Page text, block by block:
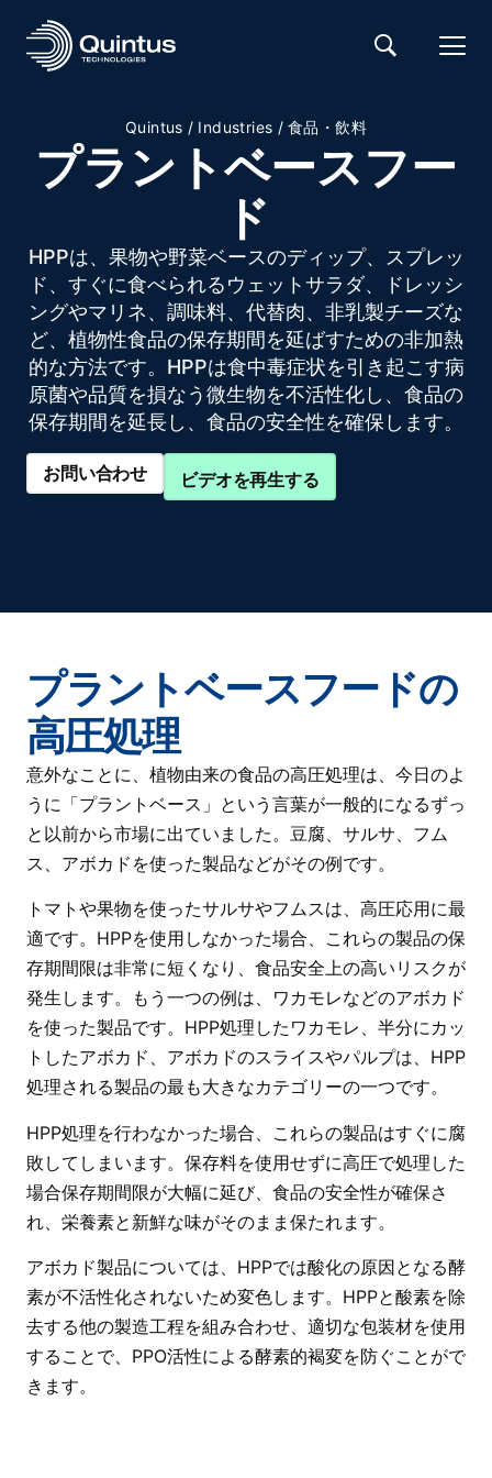
Quintus / Industries / 食品・飲料
プラントベースフー
ド
HPPは、果物や野菜ベースのディップ、スプレッ
ド、すぐに食べられるウェットサラダ、ドレッシ
ングやマリネ、調味料、代替肉、非乳製チーズな
ど、植物性食品の保存期間を延ばすための非加熱
的な方法です。HPPは食中毒症状を引き起こす病
原菌や品質を損なう微生物を不活性化し、食品の
保存期間を延長し、食品の安全性を確保します。
お問い合わせ ビデオを再生する
プラントベースフードの
高圧処理
意外なことに、植物由来の食品の高圧処理は、今日のよ
うに「プラントベース」という言葉が一般的になるずっ
と以前から市場に出ていました。豆腐、サルサ、フム
ス、アボカドを使った製品などがその例です。
トマトや果物を使ったサルサやフムスは、高圧応用に最
適です。HPPを使用しなかった場合、これらの製品の保
存期間限は非常に短くなり、食品安全上の高いリスクが
発生します。もう一つの例は、ワカモレなどのアボカド
を使った製品です。HPP処理したワカモレ、半分にカッ
トしたアボカド、アボカドのスライスやパルプは、HPP
処理される製品の最も大きなカテゴリーの一つです。
HPP処理を行わなかった場合、これらの製品はすぐに腐
敗してしまいます。保存料を使用せずに高圧で処理した
場合保存期間限が大幅に延び、食品の安全性が確保さ
れ、栄養素と新鮮な味がそのまま保たれます。
アボカド製品については、HPPでは酸化の原因となる酵
素が不活性化されないため変色します。HPPと酸素を除
去する他の製造工程を組み合わせ、適切な包装材を使用
することで、PPO活性による酵素的褐変を防ぐことがで
きます。